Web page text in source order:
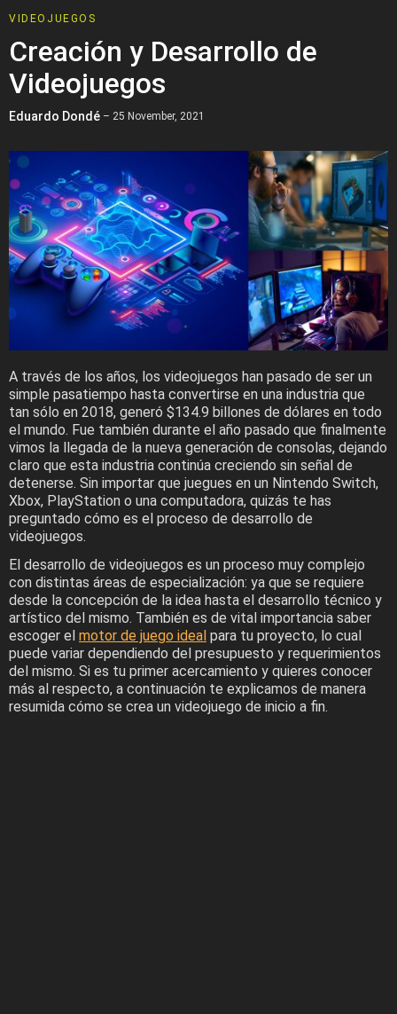
VIDEOJUEGOS
Creación y Desarrollo de
Videojuegos
Eduardo Dondé – 25 November, 2021
A través de los años, los videojuegos han pasado de ser un
simple pasatiempo hasta convertirse en una industria que
tan sólo en 2018, generó $134.9 billones de dólares en todo
el mundo. Fue también durante el año pasado que finalmente
vimos la llegada de la nueva generación de consolas, dejando
claro que esta industria continúa creciendo sin señal de
detenerse. Sin importar que juegues en un Nintendo Switch,
Xbox, PlayStation o una computadora, quizás te has
preguntado cómo es el proceso de desarrollo de
videojuegos.
El desarrollo de videojuegos es un proceso muy complejo
con distintas áreas de especialización: ya que se requiere
desde la concepción de la idea hasta el desarrollo técnico y
artístico del mismo. También es de vital importancia saber
escoger el motor de juego ideal para tu proyecto, lo cual
puede variar dependiendo del presupuesto y requerimientos
del mismo. Si es tu primer acercamiento y quieres conocer
más al respecto, a continuación te explicamos de manera
resumida cómo se crea un videojuego de inicio a fin.